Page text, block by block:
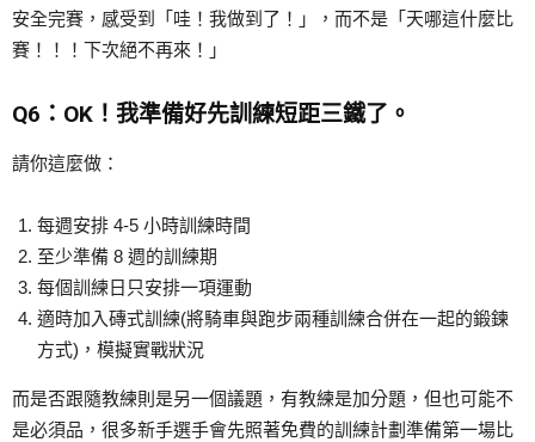
安全完賽，感受到「哇！我做到了！」，而不是「天哪這什麼比
賽！！！下次絕不再來！」
Q6：OK！我準備好先訓練短距三鐵了。
請你這麼做：
每週安排 4-5 小時訓練時間
至少準備 8 週的訓練期
每個訓練日只安排一項運動
適時加入磚式訓練(將騎車與跑步兩種訓練合併在一起的鍛鍊
方式)，模擬實戰狀況
而是否跟隨教練則是另一個議題，有教練是加分題，但也可能不
是必須品，很多新手選手會先照著免費的訓練計劃準備第一場比